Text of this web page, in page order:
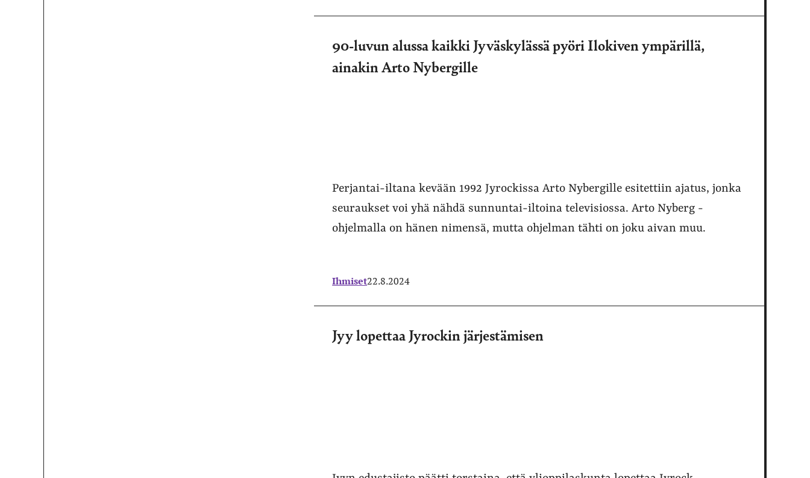
90-luvun alussa kaikki Jyväskylässä pyöri Ilokiven ympärillä,
ainakin Arto Nybergille
Perjantai-iltana kevään 1992 Jyrockissa Arto Nybergille esitettiin ajatus, jonka
seuraukset voi yhä nähdä sunnuntai-iltoina televisiossa. Arto Nyberg -
ohjelmalla on hänen nimensä, mutta ohjelman tähti on joku aivan muu.
Ihmiset22.8.2024
Jyy lopettaa Jyrockin järjestämisen